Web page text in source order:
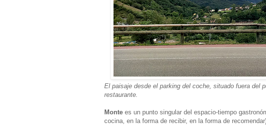
El paisaje desde el parking del coche, situado fuera del
restaurante.
Monte es un punto singular del espacio-tiempo
cocina, en la forma de recibir, en la forma de